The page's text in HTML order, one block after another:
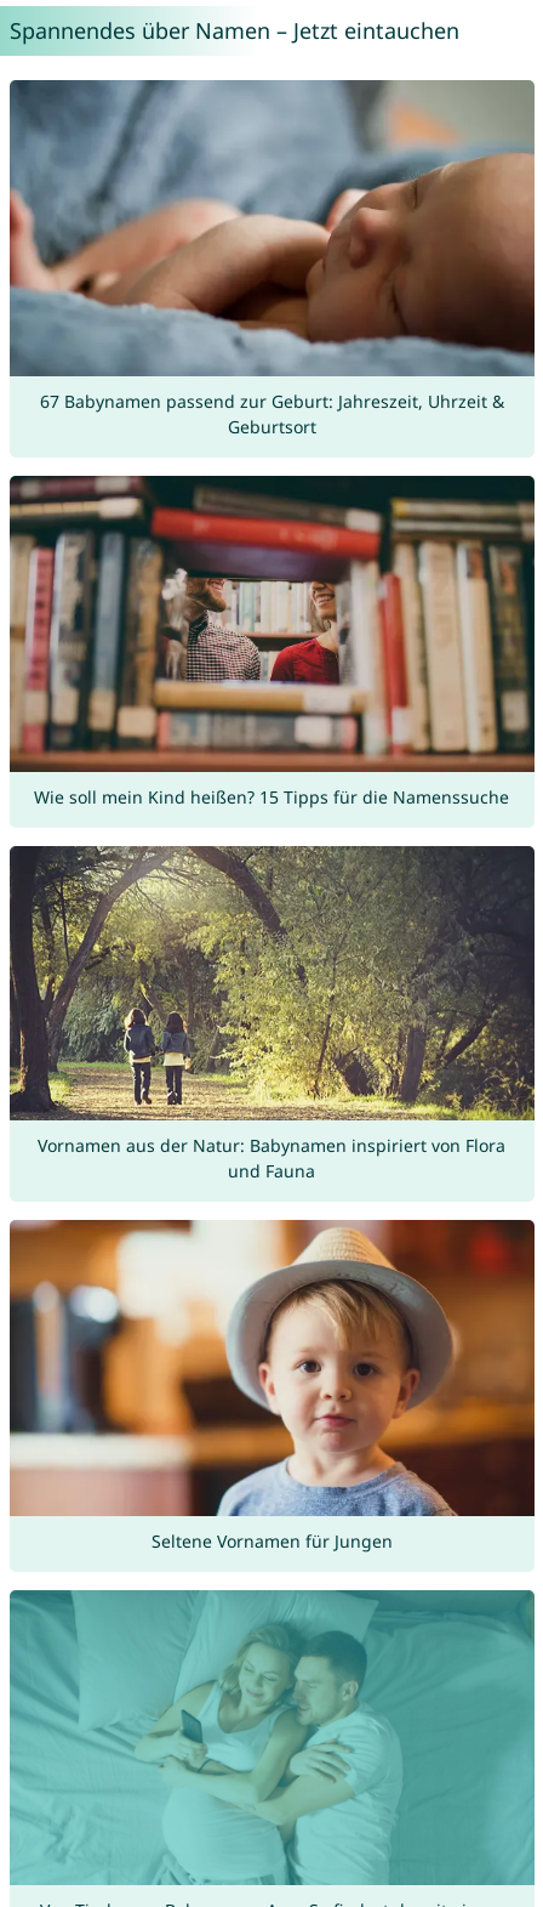
Spannendes über Namen – Jetzt eintauchen
67 Babynamen passend zur Geburt: Jahreszeit, Uhrzeit &
Geburtsort
Wie soll mein Kind heißen? 15 Tipps für die Namenssuche
Vornamen aus der Natur: Babynamen inspiriert von Flora
und Fauna
Seltene Vornamen für Jungen